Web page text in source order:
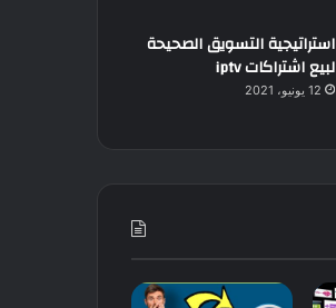
استراتيجية التسويق الصحيحة
لبيع اشتراكات iptv
12 يونيو، 2021